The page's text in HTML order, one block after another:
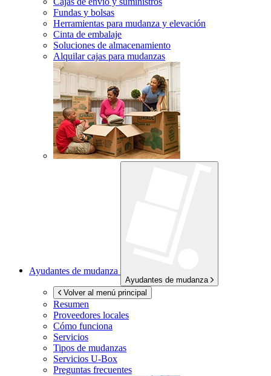
Fundas y bolsas
Herramientas para mudanza y elevación
Cinta de embalaje
Soluciones de almacenamiento
Alquilar cajas para mudanzas
Ayudantes de mudanza
Ayudantes de mudanza
Volver al menú principal
Resumen
Proveedores locales
Cómo funciona
Servicios
Tipos de mudanzas
Servicios U-Box
Preguntas frecuentes